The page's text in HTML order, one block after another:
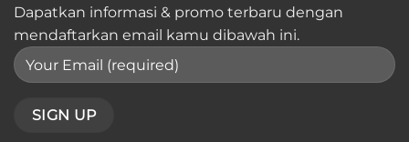
Dapatkan informasi & promo terbaru dengan
mendaftarkan email kamu dibawah ini.